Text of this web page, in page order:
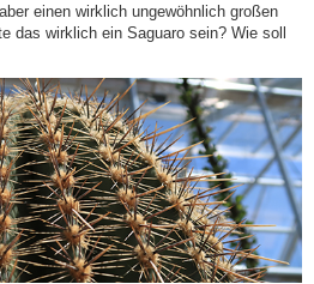
einen wirklich ungewöhnlich großen
das wirklich ein Saguaro sein? Wie soll